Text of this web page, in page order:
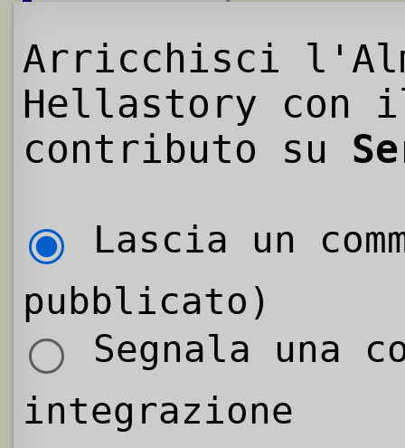
Arricchisci
Hellastory con
contributo su
Lascia un
pubblicato)
Segnala una
integrazione